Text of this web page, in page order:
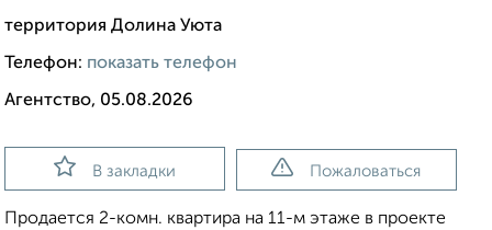
территория Долина Уюта
Телефон: показать телефон
Агентство, 05.08.2026
В закладки Пожаловаться
Продается 2-комн. квартира на 11-м этаже в проекте